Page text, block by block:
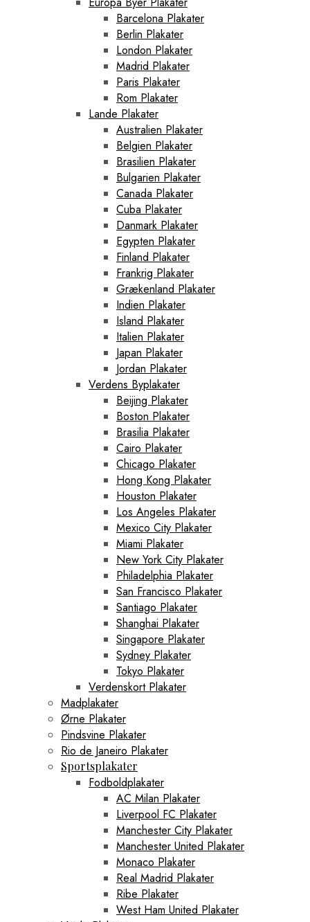
Barcelona Plakater
Berlin Plakater
London Plakater
Madrid Plakater
Paris Plakater
Rom Plakater
Lande Plakater
Australien Plakater
Belgien Plakater
Brasilien Plakater
Bulgarien Plakater
Canada Plakater
Cuba Plakater
Danmark Plakater
Egypten Plakater
Finland Plakater
Frankrig Plakater
Grækenland Plakater
Indien Plakater
Island Plakater
Italien Plakater
Japan Plakater
Jordan Plakater
Verdens Byplakater
Beijing Plakater
Boston Plakater
Brasilia Plakater
Cairo Plakater
Chicago Plakater
Hong Kong Plakater
Houston Plakater
Los Angeles Plakater
Mexico City Plakater
Miami Plakater
New York City Plakater
Philadelphia Plakater
San Francisco Plakater
Santiago Plakater
Shanghai Plakater
Singapore Plakater
Sydney Plakater
Tokyo Plakater
Verdenskort Plakater
Madplakater
Ørne Plakater
Pindsvine Plakater
Rio de Janeiro Plakater
Sportsplakater
Fodboldplakater
AC Milan Plakater
Liverpool FC Plakater
Manchester City Plakater
Manchester United Plakater
Monaco Plakater
Real Madrid Plakater
Ribe Plakater
West Ham United Plakater